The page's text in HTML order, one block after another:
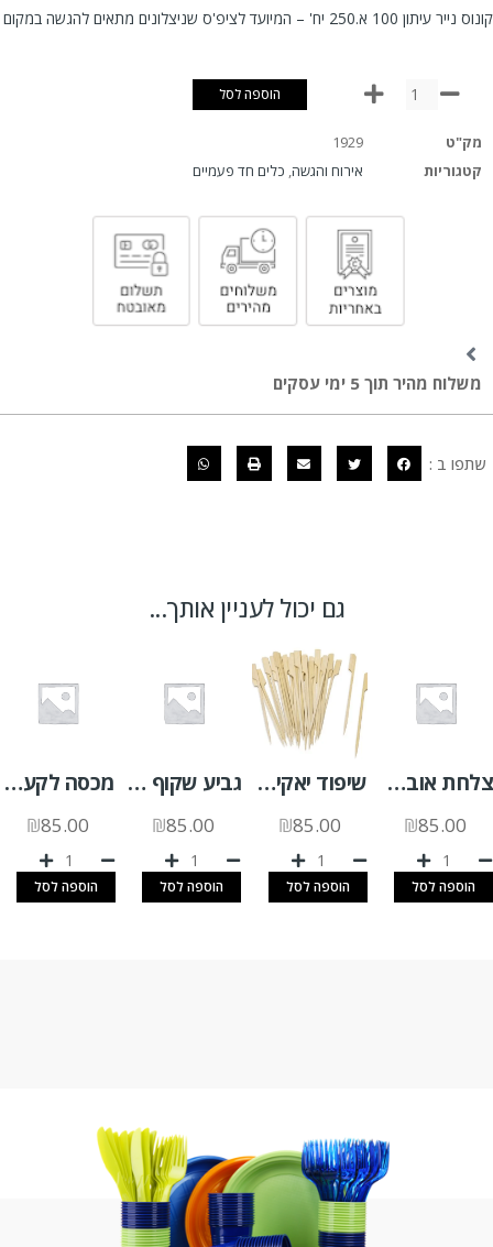
קונוס נייר עיתון 100 א.250 יח' – המיועד לציפ'ס שניצלונים מתאים להגשה במקום
הוספה לסל
מק"ט
1929
קטגוריות
אירוח והגשה, כלים חד פעמיים
משלוח מהיר תוך 5 ימי עסקים
שתפו ב :
גם יכול לעניין אותך...
צלחת אובלית קטנה קנה סוכר א.500 יח'
₪85.00
הוספה לסל
שיפוד יאקיטורי 18 ס"מ 100 יח'
₪85.00
הוספה לסל
גביע שקוף PP 350 יהלום 1000 יח'
₪85.00
הוספה לסל
מכסה לקערה חלק (P) א. 560 יח'
₪85.00
הוספה לסל